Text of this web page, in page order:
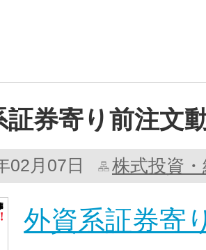
証券寄り前注文
02月07日 株式投資
外資系証券寄